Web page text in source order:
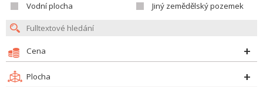
Vodní plocha
Jiný zemědělský pozemek
Cena
Plocha